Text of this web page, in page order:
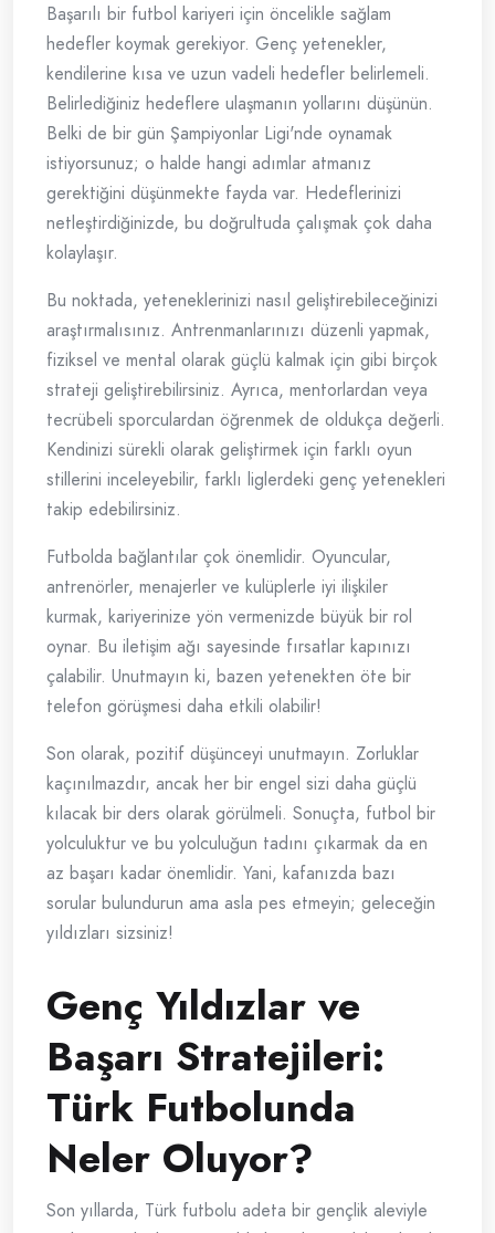
Başarılı bir futbol kariyeri için öncelikle sağlam
hedefler koymak gerekiyor. Genç yetenekler,
kendilerine kısa ve uzun vadeli hedefler belirlemeli.
Belirlediğiniz hedeflere ulaşmanın yollarını düşünün.
Belki de bir gün Şampiyonlar Ligi'nde oynamak
istiyorsunuz; o halde hangi adımlar atmanız
gerektiğini düşünmekte fayda var. Hedeflerinizi
netleştirdiğinizde, bu doğrultuda çalışmak çok daha
kolaylaşır.
Bu noktada, yeteneklerinizi nasıl geliştirebileceğinizi
araştırmalısınız. Antrenmanlarınızı düzenli yapmak,
fiziksel ve mental olarak güçlü kalmak için gibi birçok
strateji geliştirebilirsiniz. Ayrıca, mentorlardan veya
tecrübeli sporculardan öğrenmek de oldukça değerli.
Kendinizi sürekli olarak geliştirmek için farklı oyun
stillerini inceleyebilir, farklı liglerdeki genç yetenekleri
takip edebilirsiniz.
Futbolda bağlantılar çok önemlidir. Oyuncular,
antrenörler, menajerler ve kulüplerle iyi ilişkiler
kurmak, kariyerinize yön vermenizde büyük bir rol
oynar. Bu iletişim ağı sayesinde fırsatlar kapınızı
çalabilir. Unutmayın ki, bazen yetenekten öte bir
telefon görüşmesi daha etkili olabilir!
Son olarak, pozitif düşünceyi unutmayın. Zorluklar
kaçınılmazdır, ancak her bir engel sizi daha güçlü
kılacak bir ders olarak görülmeli. Sonuçta, futbol bir
yolculuktur ve bu yolculuğun tadını çıkarmak da en
az başarı kadar önemlidir. Yani, kafanızda bazı
sorular bulundurun ama asla pes etmeyin; geleceğin
yıldızları sizsiniz!
Genç Yıldızlar ve
Başarı Stratejileri:
Türk Futbolunda
Neler Oluyor?
Son yıllarda, Türk futbolu adeta bir gençlik aleviyle